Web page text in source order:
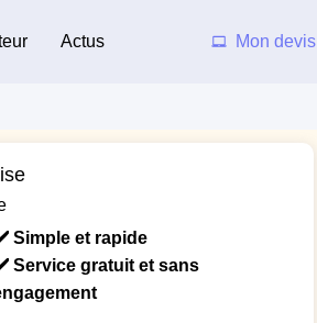
Actus Mon devis
Simple et rapide
Service gratuit et sans